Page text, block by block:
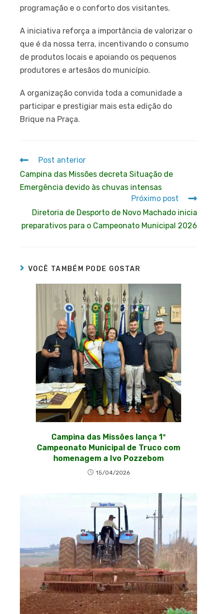
programação e o conforto dos visitantes.
A iniciativa reforça a importância de valorizar o
que é da nossa terra, incentivando o consumo
de produtos locais e apoiando os pequenos
produtores e artesãos do município.
A organização convida toda a comunidade a
participar e prestigiar mais esta edição do
Brique na Praça.
Post anterior
Campina das Missões decreta Situação de
Emergência devido às chuvas intensas
Próximo post
Diretoria de Desporto de Novo Machado inicia
preparativos para o Campeonato Municipal 2026
VOCÊ TAMBÉM PODE GOSTAR
Campina das Missões lança 1º
Campeonato Municipal de Truco com
homenagem a Ivo Pozzebom
15/04/2026